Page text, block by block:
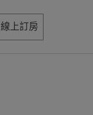
線上訂房